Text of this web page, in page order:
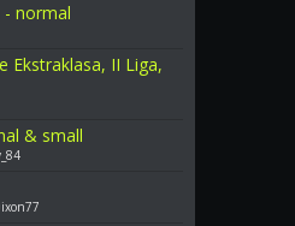
- normal
Ekstraklasa, II Liga,
& small